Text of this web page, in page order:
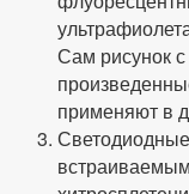
Сам рисунок
применяют в